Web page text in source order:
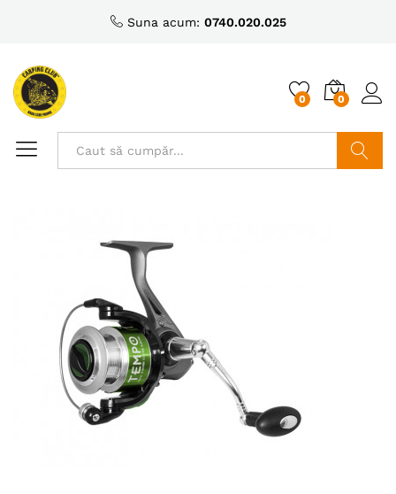
Suna acum: 0740.020.025
0 0